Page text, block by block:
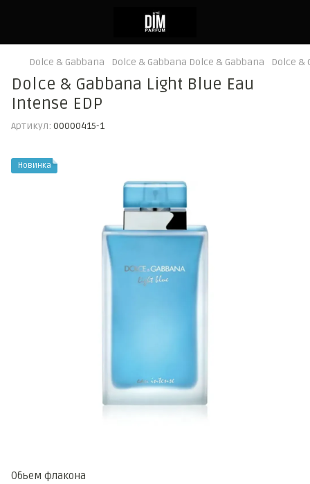
Dolce & Gabbana Dolce & Gabbana Dolce & Gabbana Dolce &
Dolce & Gabbana Light Blue Eau
Intense EDP
Артикул: 00000415-1
Новинка
Обьем флакона